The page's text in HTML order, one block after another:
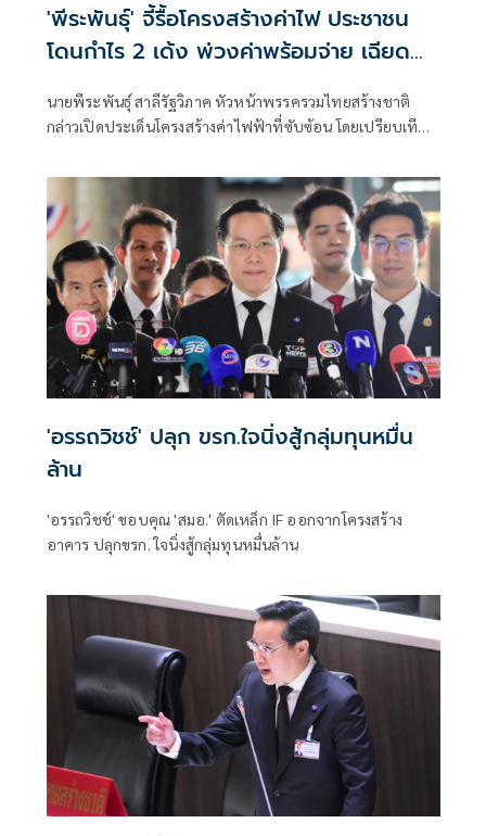
'พีระพันธุ์' จี้รื้อโครงสร้างค่าไฟ ประชาชน
โดนกำไร 2 เด้ง พ่วงค่าพร้อมจ่าย เฉียด
นายพีระพันธุ์ สาลีรัฐวิภาค หัวหน้าพรรครวมไทยสร้างชาติ
กล่าวเปิดประเด็นโครงสร้างค่าไฟฟ้าที่ซับซ้อน โดยเปรียบเทียบ
สุดท้ายภาระทั้งหมดตกอยู่ที่ประชาชน
'อรรถวิชช์' ปลุก ขรก.ใจนิ่งสู้กลุ่มทุนหมื่น
ล้าน
'อรรถวิชช์' ขอบคุณ 'สมอ.' ตัดเหล็ก IF ออกจากโครงสร้าง
อาคาร ปลุกขรก. ใจนิ่งสู้กลุ่มทุนหมื่นล้าน